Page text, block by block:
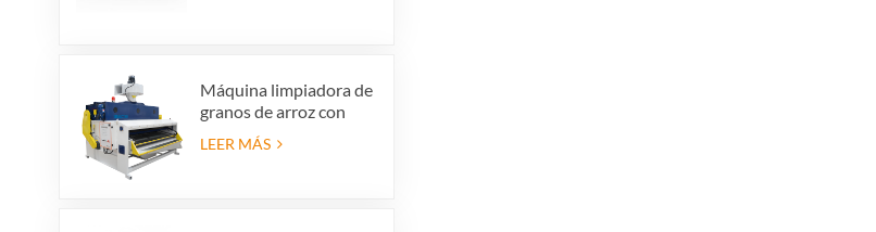
Máquina limpiadora de
granos de arroz con
cáscara, criba vibratoria
para limpieza de arroz
LEER MÁS